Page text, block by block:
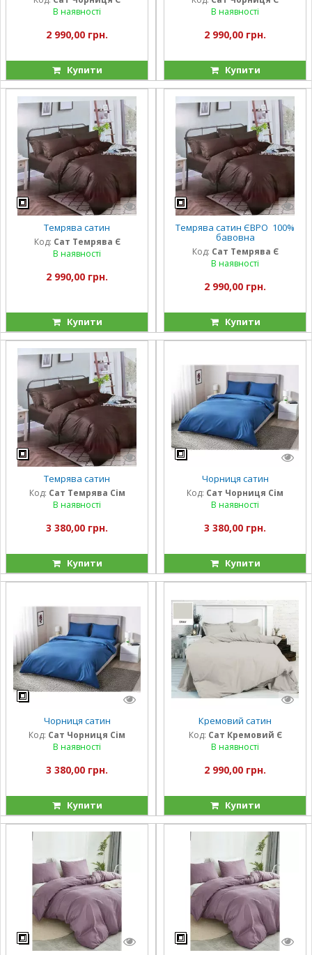
В наявності
2 990,00 грн.
Купити
В наявності
2 990,00 грн.
Купити
Темрява сатин
Код: Сат Темрява Є
В наявності
2 990,00 грн.
Купити
Темрява сатин ЄВРО 100%
бавовна
Код: Сат Темрява Є
В наявності
2 990,00 грн.
Купити
Темрява сатин
Код: Сат Темрява Сім
В наявності
3 380,00 грн.
Купити
Чорниця сатин
Код: Сат Чорниця Сім
В наявності
3 380,00 грн.
Купити
Чорниця сатин
Код: Сат Чорниця Сім
В наявності
3 380,00 грн.
Купити
Кремовий сатин
Код: Сат Кремовий Є
В наявності
2 990,00 грн.
Купити